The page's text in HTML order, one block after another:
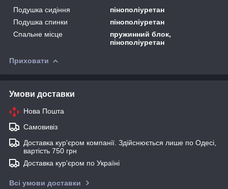
Подушка сидіння
пінополіуретан
Подушка спинки
пінополіуретан
Спальне місце
пружинний блок,
пінополіуретан
Приховати
Умови доставки
Нова Пошта
Самовивіз
Доставка кур'єром компанії. Здійснюється лише по Одесі,
вартість 750 грн
Доставка кур'єром по Україні
Всі умови доставки